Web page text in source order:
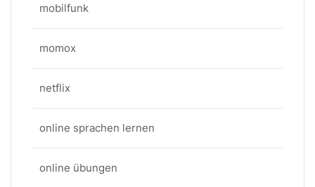
mobilfunk
momox
netflix
online sprachen lernen
online übungen